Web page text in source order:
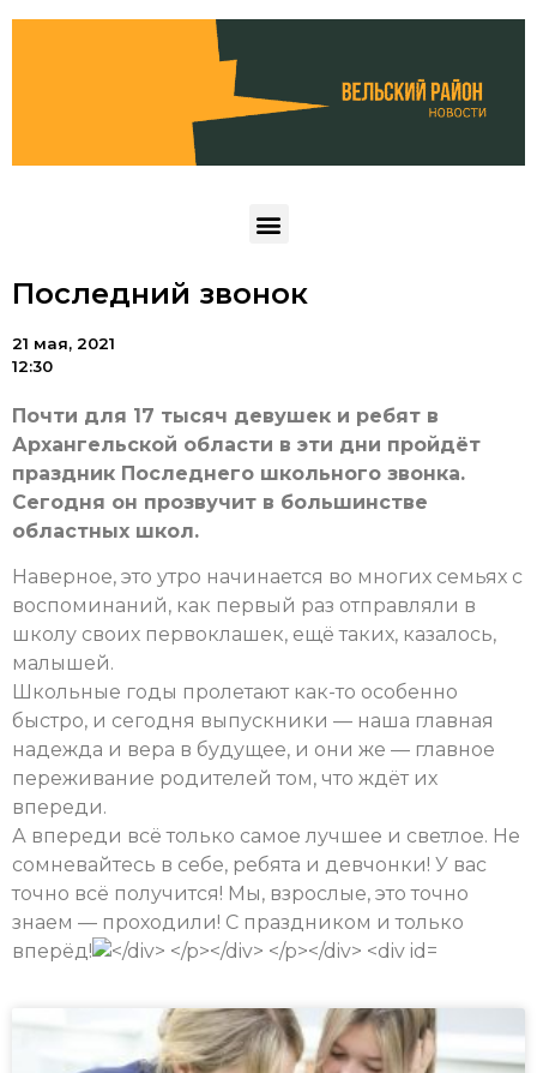
Последний звонок
21 мая, 2021
12:30
Почти для 17 тысяч девушек и ребят в
Архангельской области в эти дни пройдёт
праздник Последнего школьного звонка.
Сегодня он прозвучит в большинстве
областных школ.
Наверное, это утро начинается во многих семьях с
воспоминаний, как первый раз отправляли в
школу своих первоклашек, ещё таких, казалось,
малышей.
Школьные годы пролетают как-то особенно
быстро, и сегодня выпускники — наша главная
надежда и вера в будущее, и они же — главное
переживание родителей том, что ждёт их
впереди.
А впереди всё только самое лучшее и светлое. Не
сомневайтесь в себе, ребята и девчонки! У вас
точно всё получится! Мы, взрослые, это точно
знаем — проходили! С праздником и только
вперёд!